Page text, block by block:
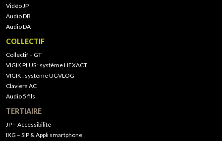
Vidéo JP
Audio DB
Audio DA
COLLECTIF
Collectif – GT
VIGIK PLUS : système HEXACT
VIGIK : système UGVLOG
Claviers AC
Audio 5 fils
TERTIAIRE
JP – Accessibilité
IXG – SIP & Appli smartphone